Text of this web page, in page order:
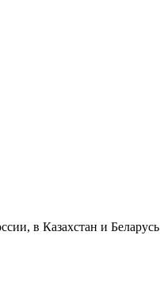
в Казахстан и Беларусь